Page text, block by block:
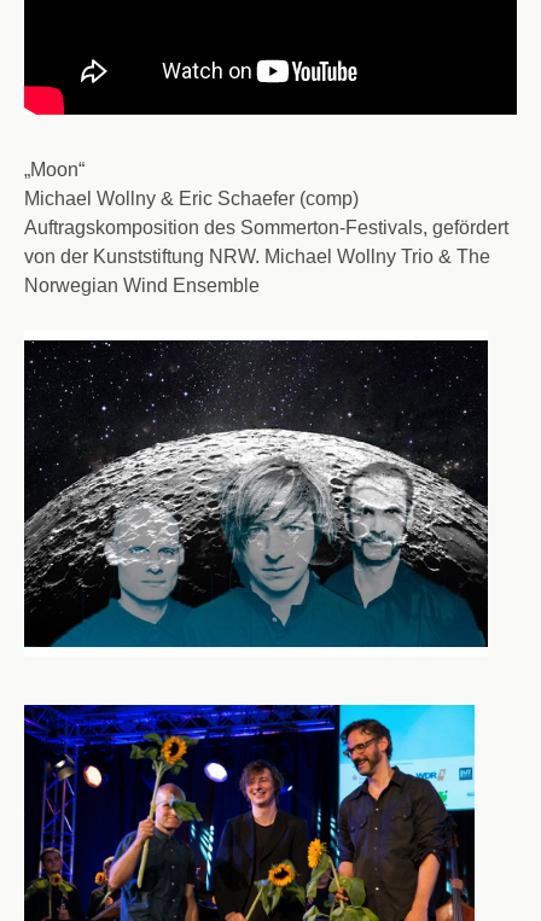
„Moon“
Michael Wollny & Eric Schaefer (comp)
Auftragskomposition des Sommerton-Festivals, gefördert
von der Kunststiftung NRW. Michael Wollny Trio & The
Norwegian Wind Ensemble